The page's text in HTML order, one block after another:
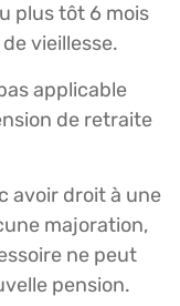
plus tôt 6 mois
vieillesse.
applicable
de retraite
avoir droit à une
majoration,
ne peut
pension.